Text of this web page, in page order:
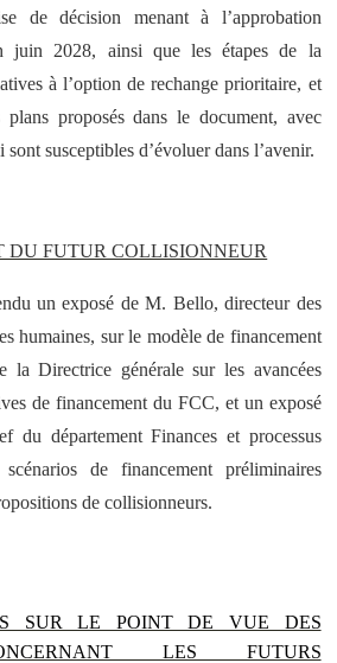
de décision menant à l’approbation
juin 2028, ainsi que les étapes de la
à l’option de rechange prioritaire, et
plans proposés dans le document, avec
susceptibles d’évoluer dans l’avenir.
DU FUTUR COLLISIONNEUR
un exposé de M. Bello, directeur des
humaines, sur le modèle de financement
la Directrice générale sur les avancées
de financement du FCC, et un exposé
du département Finances et processus
de financement préliminaires
de collisionneurs.
SUR LE POINT DE VUE DES
LES FUTURS